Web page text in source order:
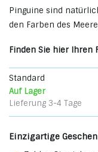
Pinguine sind
den Farben des
Finden Sie hier Ihren
Standard
Auf Lager
Lieferung 3-4 Tage
Einzigartige